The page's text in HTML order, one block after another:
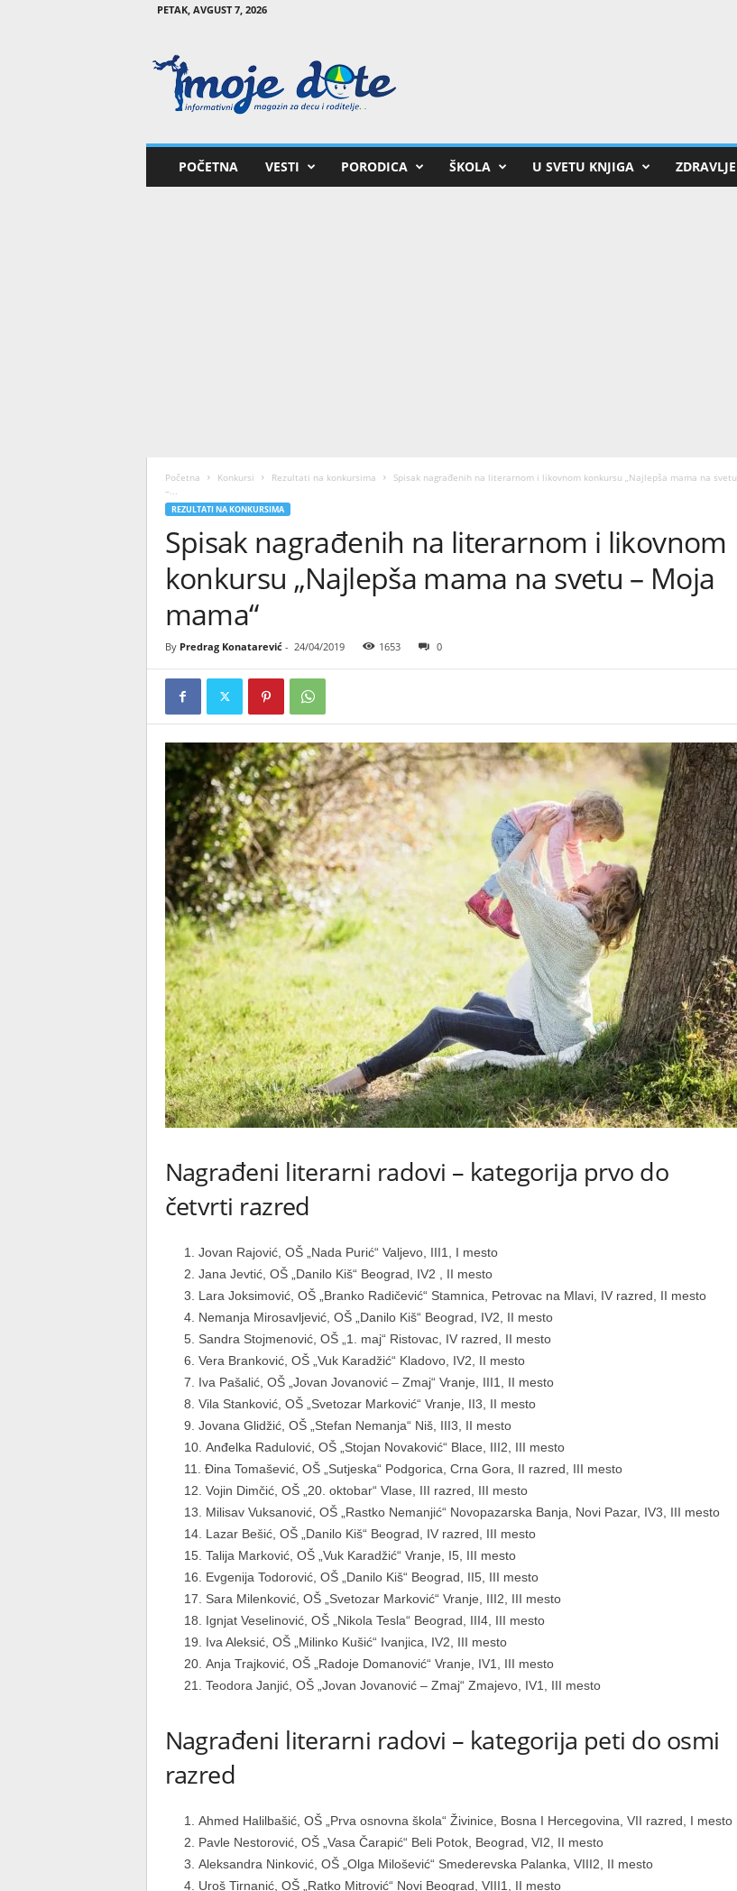
PETAK, AVGUST 7, 2026
o
POČETNA VESTI PORODICA ŠKOLA U SVETU KNJIGA ZDRAVLJE
Početna Konkursi Rezultati na konkursima
Spisak nagrađenih na literarnom i likovnom konkursu „Najlepša mama na svetu
–...
REZULTATI NA KONKURSIMA
Spisak nagrađenih na literarnom i likovnom
konkursu „Najlepša mama na svetu – Moja
mama“
By Predrag Konatarević- 24/04/2019 1653 0
Nagrađeni literarni radovi – kategorija prvo do
četvrti razred
Jovan Rajović, OŠ „Nada Purić“ Valjevo, III1, I mesto
Jana Jevtić, OŠ „Danilo Kiš“ Beograd, IV2 , II mesto
Lara Joksimović, OŠ „Branko Radičević“ Stamnica, Petrovac na Mlavi, IV razred, II mesto
Nemanja Mirosavljević, OŠ „Danilo Kiš“ Beograd, IV2, II mesto
Sandra Stojmenović, OŠ „1. maj“ Ristovac, IV razred, II mesto
Vera Branković, OŠ „Vuk Karadžić“ Kladovo, IV2, II mesto
Iva Pašalić, OŠ „Jovan Jovanović – Zmaj“ Vranje, III1, II mesto
Vila Stanković, OŠ „Svetozar Marković“ Vranje, II3, II mesto
Jovana Glidžić, OŠ „Stefan Nemanja“ Niš, III3, II mesto
Anđelka Radulović, OŠ „Stojan Novaković“ Blace, III2, III mesto
Đina Tomašević, OŠ „Sutjeska“ Podgorica, Crna Gora, II razred, III mesto
Vojin Dimčić, OŠ „20. oktobar“ Vlase, III razred, III mesto
Milisav Vuksanović, OŠ „Rastko Nemanjić“ Novopazarska Banja, Novi Pazar, IV3, III mesto
Lazar Bešić, OŠ „Danilo Kiš“ Beograd, IV razred, III mesto
Talija Marković, OŠ „Vuk Karadžić“ Vranje, I5, III mesto
Evgenija Todorović, OŠ „Danilo Kiš“ Beograd, II5, III mesto
Sara Milenković, OŠ „Svetozar Marković“ Vranje, III2, III mesto
Ignjat Veselinović, OŠ „Nikola Tesla“ Beograd, III4, III mesto
Iva Aleksić, OŠ „Milinko Kušić“ Ivanjica, IV2, III mesto
Anja Trajković, OŠ „Radoje Domanović“ Vranje, IV1, III mesto
Teodora Janjić, OŠ „Jovan Jovanović – Zmaj“ Zmajevo, IV1, III mesto
Nagrađeni literarni radovi – kategorija peti do osmi
razred
Ahmed Halilbašić, OŠ „Prva osnovna škola“ Živinice, Bosna I Hercegovina, VII razred, I mesto
Pavle Nestorović, OŠ „Vasa Čarapić“ Beli Potok, Beograd, VI2, II mesto
Aleksandra Ninković, OŠ „Olga Milošević“ Smederevska Palanka, VIII2, II mesto
Uroš Tirnanić, OŠ „Ratko Mitrović“ Novi Beograd, VIII1, II mesto